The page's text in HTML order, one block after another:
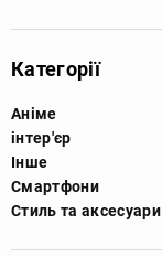
Категорії
Аніме
інтер'єр
Інше
Смартфони
Стиль та аксесуари